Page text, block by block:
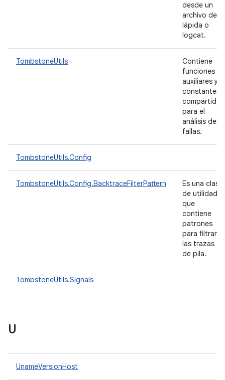
desde un
archivo de
lápida o
logcat.
TombstoneUtils
Contiene
funciones
auxiliares y
constantes
compartidas
para el
análisis de
fallas.
TombstoneUtils.Config
TombstoneUtils.Config.BacktraceFilterPattern
Es una clase
de utilidad
que
contiene
patrones
para filtrar
las trazas
de pila.
TombstoneUtils.Signals
U
UnameVersionHost